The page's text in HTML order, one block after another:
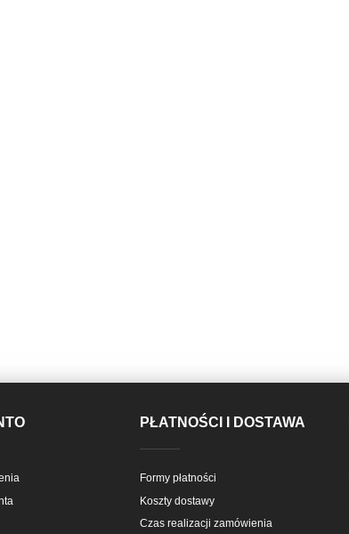
PŁATNOŚCI I DOSTAWA
Formy płatności
Koszty dostawy
Czas realizacji zamówienia